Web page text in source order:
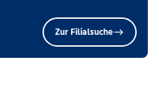
Zur Filialsuche